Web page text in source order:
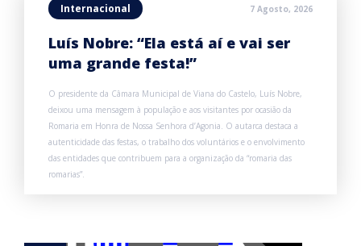
Internacional 7 Agosto, 2026
Luís Nobre: “Ela está aí e vai ser
uma grande festa!”
O presidente da Câmara Municipal de Viana do Castelo, Luís Nobre,
deixou uma mensagem à população e aos visitantes por ocasião da
Romaria em Honra de Nossa Senhora d’Agonia. O autarca destaca a
autenticidade das festas, o trabalho dos voluntários e o envolvimento
das entidades que contribuem para a organização da “romaria das
romarias”.